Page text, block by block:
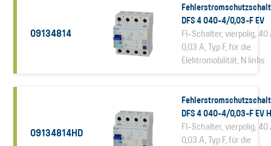
09134814
DFS 4 040-4/0,03-F EV
FI-Schalter, vierpolig, 40
0,03 A, Typ F, für die
Elektromobilität, N links
09134814HD
DFS 4 040-4/0,03-F EV
FI-Schalter, vierpolig, 40
0,03 A, Typ F, für die